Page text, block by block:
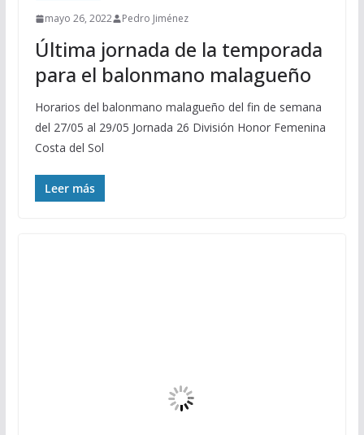
mayo 26, 2022 Pedro Jiménez
Última jornada de la temporada
para el balonmano malagueño
Horarios del balonmano malagueño del fin de semana
del 27/05 al 29/05 Jornada 26 División Honor Femenina
Costa del Sol
Leer más